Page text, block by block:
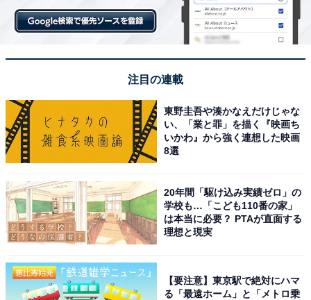
注目の連載
東野圭吾や湊かなえだけじゃな
い、「業と罪」を描く『映画ち
いかわ』から強く連想した映画
8選
20年間「駆け込み実績ゼロ」の
学校も…「こども110番の家」
は本当に必要？ PTAが直面する
理想と現実
【要注意】東京駅で絶対にハマ
る「最遠ホーム」と「メトロ乗